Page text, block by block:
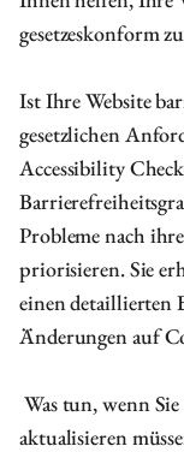
gesetzeskonform
Ist Ihre Website
gesetzlichen
Accessibility
Probleme nach
priorisieren. Sie
einen detaillierten
Änderungen auf
Was tun, wenn
aktualisieren